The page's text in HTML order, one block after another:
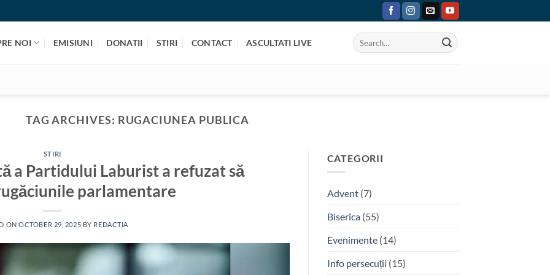
NOI EMISIUNI DONATII STIRI CONTACT ASCULTATI LIVE
TAG ARCHIVES: RUGACIUNEA PUBLICA
STIRI
a Partidului Laburist a refuzat să
parlamentare
ONOCTOBER 29, 2025 BY REDACTIA
CATEGORII
Advent(7)
Biserica(55)
Evenimente(14)
Info persecuții (15)